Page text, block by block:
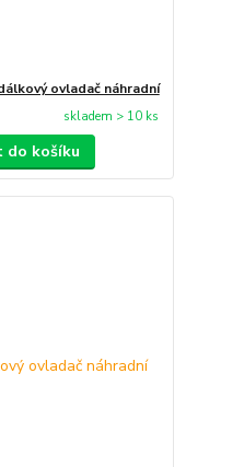
ovladač náhradní
skladem > 10 ks
do košíku